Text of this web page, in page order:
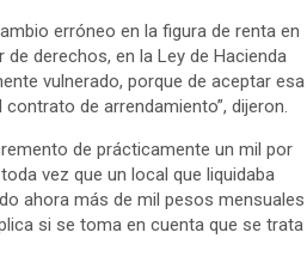
erróneo en la figura de renta en
de derechos, en la Ley de Hacienda
vulnerado, porque de aceptar esa
de arrendamiento”, dijeron.
de prácticamente un mil por
vez que un local que liquidaba
ahora más de mil pesos mensuales
si se toma en cuenta que se trata